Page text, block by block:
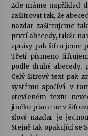
Zde máme například
zašifrovat tak, že
nazdar zašifrujeme
první abecedy, takže
zprávy pak šifru-jeme
Třetí písmeno
podle druhé abecedy,
Celý šifrový text pak
systému spočívá v
otevřeném textu
jiného písmene v
slově nazdar je
Stejně tak opakující se